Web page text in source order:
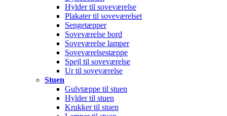
Hylder til soveværelse
Plakater til soveværelset
Sengetæpper
Soveværelse bord
Soveværelse lamper
Soveværelsestæppe
Spejl til soveværelse
Ur til soveværelse
Stuen
Gulvtæppe til stuen
Hylder til stuen
Krukker til stuen